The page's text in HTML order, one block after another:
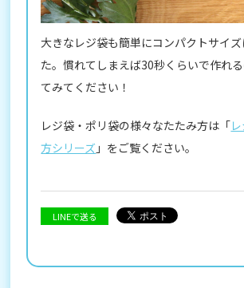
大きなレジ袋も簡単にコンパクトサイ
た。慣れてしまえば30秒くらいで作れ
てみてください！
レジ袋・ポリ袋の様々なたたみ方は「
方シリーズ 」をご覧ください。
LINEで送る